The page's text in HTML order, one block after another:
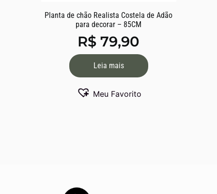
Planta de chão Realista Costela de Adão
para decorar – 85CM
R$ 79,90
Leia mais
Meu Favorito